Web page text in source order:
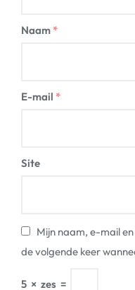
Naam *
E-mail *
Site
Mijn naam, e-mail
de volgende keer
5 × zes =